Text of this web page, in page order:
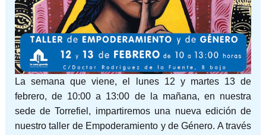
La semana que viene, el lunes 12 y martes 13 de
febrero, de 10:00 a 13:00 de la mañana, en nuestra
sede de Torrefiel, impartiremos una nueva edición de
nuestro taller de Empoderamiento y de Género. A través